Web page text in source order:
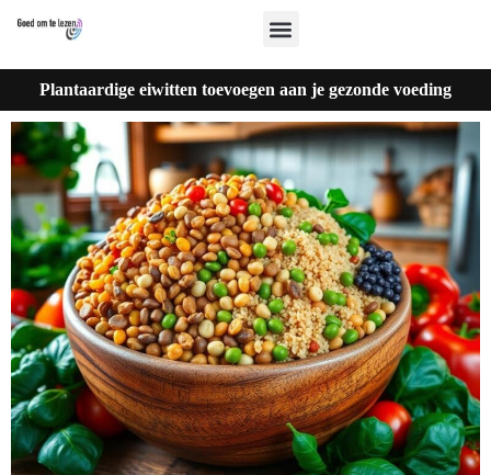
Plantaardige eiwitten toevoegen aan je gezonde voeding